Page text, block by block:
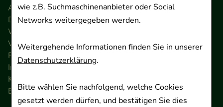
wie z.B. Suchmaschinenanbieter oder Social
Networks weitergegeben werden.
Weitergehende Informationen finden Sie in unserer
Datenschutzerklärung.
Bitte wählen Sie nachfolgend, welche Cookies
gesetzt werden dürfen, und bestätigen Sie dies
AGB
Datenschutz
Widerrufsrecht
Versandkosten
FAQ
Impressum
Kontakt
Barrierefreiheitserklärung